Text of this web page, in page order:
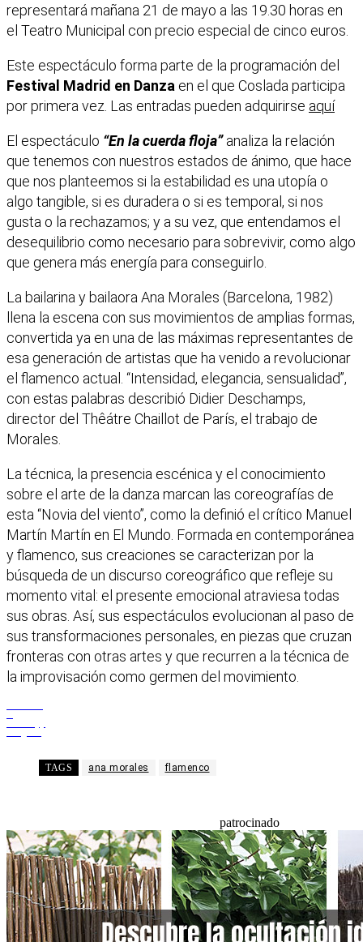
representará mañana 21 de mayo a las 19.30 horas en
el Teatro Municipal con precio especial de cinco euros.
Este espectáculo forma parte de la programación del
Festival Madrid en Danza en el que Coslada participa
por primera vez. Las entradas pueden adquirirse aquí
El espectáculo “En la cuerda floja”analiza la relación
que tenemos con nuestros estados de ánimo, que hace
que nos planteemos si la estabilidad es una utopía o
algo tangible, si es duradera o si es temporal, si nos
gusta o la rechazamos; y a su vez, que entendamos el
desequilibrio como necesario para sobrevivir, como algo
que genera más energía para conseguirlo.
La bailarina y bailaora Ana Morales (Barcelona, 1982)
llena la escena con sus movimientos de amplias formas,
convertida ya en una de las máximas representantes de
esa generación de artistas que ha venido a revolucionar
el flamenco actual. “Intensidad, elegancia, sensualidad”,
con estas palabras describió Didier Deschamps,
director del Thêátre Chaillot de París, el trabajo de
Morales.
La técnica, la presencia escénica y el conocimiento
sobre el arte de la danza marcan las coreografías de
esta “Novia del viento”, como la definió el crítico Manuel
Martín Martín en El Mundo. Formada en contemporánea
y flamenco, sus creaciones se caracterizan por la
búsqueda de un discurso coreográfico que refleje su
momento vital: el presente emocional atraviesa todas
sus obras. Así, sus espectáculos evolucionan al paso de
sus transformaciones personales, en piezas que cruzan
fronteras con otras artes y que recurren a la técnica de
la improvisación como germen del movimiento.
TAGS ana morales flamenco
patrocinado